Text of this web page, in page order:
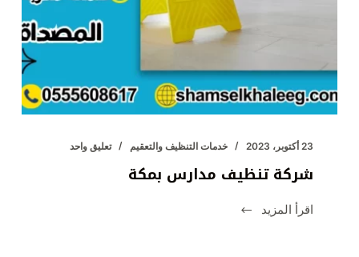
23 أكتوبر، 2023 خدمات التنظيف والتعقيم تعليق واحد
شركة تنظيف مدارس بمكة
اقرأ المزيد
شركة